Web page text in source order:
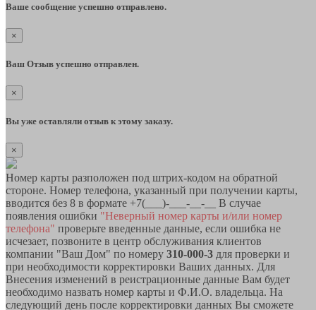
Ваше сообщение успешно отправлено.
×
Ваш Отзыв успешно отправлен.
×
Вы уже оставляли отзыв к этому заказу.
×
Номер карты разположен под штрих-кодом на обратной
стороне. Номер телефона, указанный при получении карты,
вводится без 8 в формате +7(___)-___-__-__ В случае
появления ошибки "Неверный номер карты и/или номер
телефона" проверьте введенные данные, если ошибка не
исчезает, позвоните в центр обслуживания клиентов
компании "Ваш Дом" по номеру 310-000-3 для проверки и
при необходимости корректировки Ваших данных. Для
Внесения изменений в реистрационные данные Вам будет
необходимо назвать номер карты и Ф.И.О. владельца. На
следующий день после корректировки данных Вы сможете